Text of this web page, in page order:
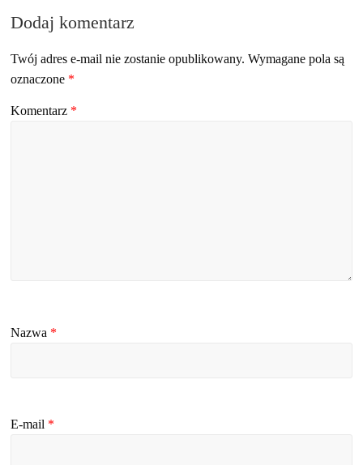
Dodaj komentarz
Twój adres e-mail nie zostanie opublikowany. Wymagane pola są
oznaczone *
Komentarz *
Nazwa *
E-mail *